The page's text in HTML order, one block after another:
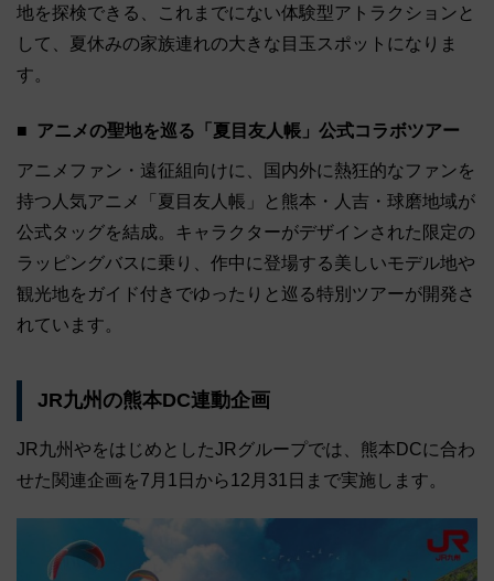
地を探検できる、これまでにない体験型アトラクションと
して、夏休みの家族連れの大きな目玉スポットになりま
す。
アニメの聖地を巡る「夏目友人帳」公式コラボツアー
アニメファン・遠征組向けに、国内外に熱狂的なファンを
持つ人気アニメ「夏目友人帳」と熊本・人吉・球磨地域が
公式タッグを結成。キャラクターがデザインされた限定の
ラッピングバスに乗り、作中に登場する美しいモデル地や
観光地をガイド付きでゆったりと巡る特別ツアーが開発さ
れています。
JR九州の熊本DC連動企画
JR九州やをはじめとしたJRグループでは、熊本DCに合わ
せた関連企画を7月1日から12月31日まで実施します。